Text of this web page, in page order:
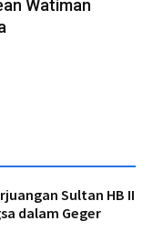
Watiman
Sultan HB II
dalam Geger